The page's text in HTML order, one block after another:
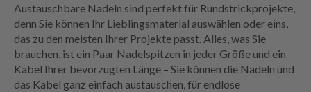
Austauschbare Nadeln sind perfekt für Rundstrickprojekte,
denn Sie können Ihr Lieblingsmaterial auswählen oder eins,
das zu den meisten Ihrer Projekte passt. Alles, was Sie
brauchen, ist ein Paar Nadelspitzen in jeder Größe und ein
Kabel Ihrer bevorzugten Länge – Sie können die Nadeln und
das Kabel ganz einfach austauschen, für endlose